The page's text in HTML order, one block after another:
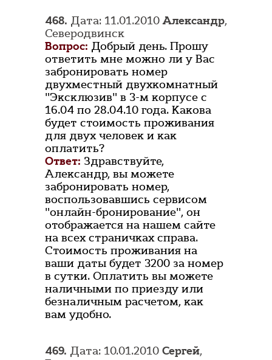
468. Дата: 11.01.2010Александр,
Северодвинск
Вопрос: Добрый день. Прошу
ответить мне можно ли у Вас
забронировать номер
двухместный двухкомнатный
"Эксклюзив" в 3-м корпусе с
16.04 по 28.04.10 года. Какова
будет стоимость проживания
для двух человек и как
оплатить?
Ответ: Здравствуйте,
Александр, вы можете
забронировать номер,
воспользовавшись сервисом
"онлайн-бронирование", он
отображается на нашем сайте
на всех страничках справа.
Стоимость проживания на
ваши даты будет 3200 за номер
в сутки. Оплатить вы можете
наличными по приезду или
безналичным расчетом, как
вам удобно.
469. Дата: 10.01.2010 Сергей,